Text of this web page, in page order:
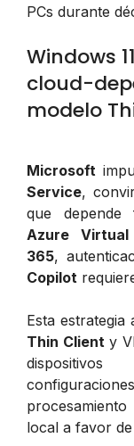
PCs durante
Windows
cloud-
modelo
Microsoft
Service,
que depende
Azure
365,
Copilot
Esta
Thin Client y
local a favor